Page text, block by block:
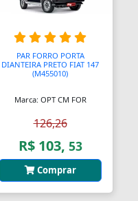
PAR FORRO PORTA
DIANTEIRA PRETO FIAT 147
(M455010)
Marca: OPT CM FOR
126,26
R$ 103, 53
Comprar